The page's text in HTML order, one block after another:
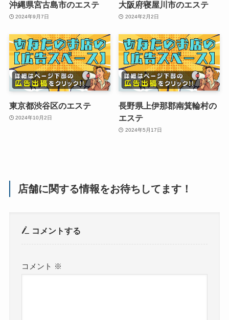
沖縄県宮古島市のエステ
2024年9月7日
大阪府寝屋川市のエステ
2024年2月2日
東京都渋谷区のエステ
2024年10月2日
長野県上伊那郡南箕輪村の
エステ
2024年5月17日
店舗に関する情報をお待ちしてます！
コメントする
コメント ※